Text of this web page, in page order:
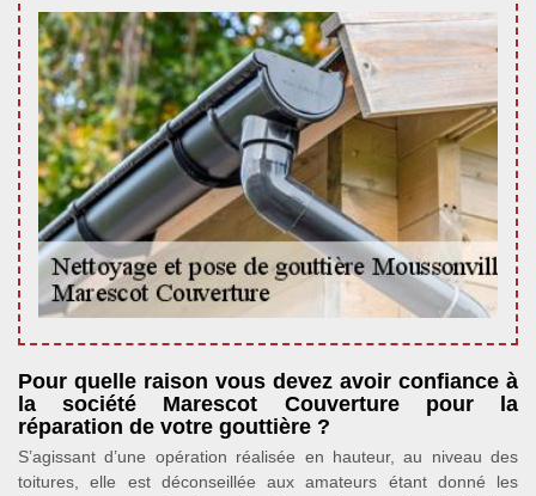
Pour quelle raison vous devez avoir confiance à
la société Marescot Couverture pour la
réparation de votre gouttière ?
S’agissant d’une opération réalisée en hauteur, au niveau des
toitures, elle est déconseillée aux amateurs étant donné les